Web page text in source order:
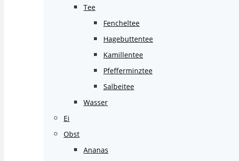
Tee
Fencheltee
Hagebuttentee
Kamillentee
Pfefferminztee
Salbeitee
Wasser
Ei
Obst
Ananas